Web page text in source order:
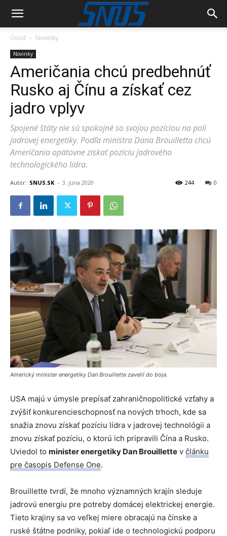
Úvod Novinky
Novinky
Američania chcú predbehnúť
Rusko aj Čínu a získať cez
jadro vplyv
Spojené štáty nie sú spokojné so svojou pozíciou na poli
jadrovej energetiky. Podľa ministra Dana Brouilletta chcú
Američania opätovne získať pozíciu jadrového
technologického lídra.
Autor: SNUS.SK - 3. júna 2020 0
244
Americký minister energetiky Dan Brouillette zavelil do boja.
USA majú v úmysle prepísať zahraničnopolitické vzťahy a
zvýšiť konkurencieschopnosť na nových trhoch, kde sa
snažia znovu získať pozíciu lídra v jadrovej technológii a
znovu získať pozíciu, o ktorú ich pripravili Čína a Rusko.
Uviedol to minister energetiky Dan Brouillette v článku
pre časopis Defense One.
Brouillette tvrdí, že mnoho významných krajín sleduje
jadrovú energiu pre potreby domácej elektrickej energie.
Tieto krajiny sa vo veľkej miere obracajú na čínske a
ruské štátne podniky, pokiaľ ide o technologickú podporu